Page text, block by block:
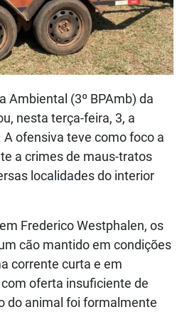
Ambiental (3º BPAmb) da
nesta terça-feira, 3, a
A ofensiva teve como foco a
a crimes de maus-tratos
localidades do interior
Frederico Westphalen, os
cão mantido em condições
corrente curta e em
oferta insuficiente de
do animal foi formalmente